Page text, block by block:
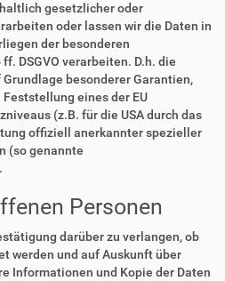
gesetzlicher oder
oder lassen wir die Daten in
der besonderen
DSGVO verarbeiten. D.h. die
besonderer Garantien,
eines der EU
(z.B. für die USA durch das
offiziell anerkannter spezieller
(so genannte
Personen
darüber zu verlangen, ob
werden und auf Auskunft über
Informationen und Kopie der Daten